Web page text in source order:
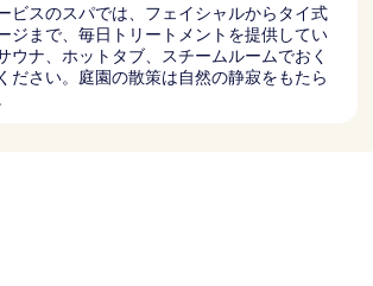
ビスのスパでは、フェイシャルからタイ式
ジまで、毎日トリートメントを提供してい
ウナ、ホットタブ、スチームルームでおく
ださい。庭園の散策は自然の静寂をもたら